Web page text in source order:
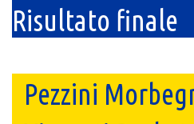
Risultato finale
Pezzini